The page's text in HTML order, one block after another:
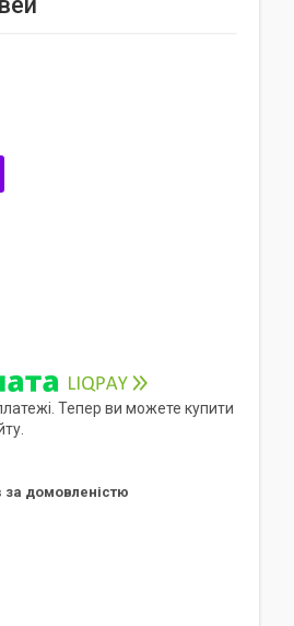
Тепер ви можете купити
за домовленістю